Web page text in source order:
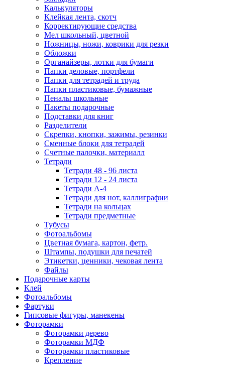
Калькуляторы
Клейкая лента, скотч
Корректирующие средства
Мел школьный, цветной
Ножницы, ножи, коврики для резки
Обложки
Органайзеры, лотки для бумаги
Папки деловые, портфели
Папки для тетрадей и труда
Папки пластиковые, бумажные
Пеналы школьные
Пакеты подарочные
Подставки для книг
Разделители
Скрепки, кнопки, зажимы, резинки
Сменные блоки для тетрадей
Счетные палочки, материалл
Тетради
Тетради 48 - 96 листа
Тетради 12 - 24 листа
Тетради А-4
Тетради для нот, каллиграфии
Тетради на кольцах
Тетради предметные
Тубусы
Фотоальбомы
Цветная бумага, картон, фетр.
Штампы, подушки для печатей
Этикетки, ценники, чековая лента
Файлы
Подарочные карты
Клей
Фотоальбомы
Фартуки
Гипсовые фигуры, манекены
Фоторамки
Фоторамки дерево
Фоторамки МДФ
Фоторамки пластиковые
Крепление